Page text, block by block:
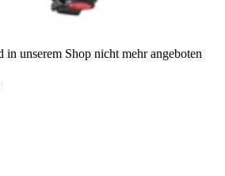
in unserem Shop nicht mehr angeboten